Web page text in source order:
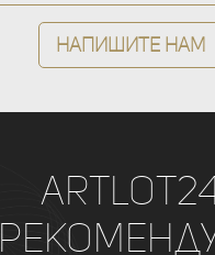
Напишите нам